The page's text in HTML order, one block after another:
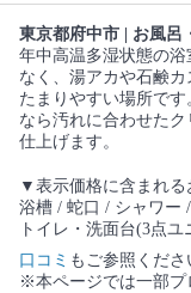
東京都府中市 | お風呂
年中高温多湿状態の
なく、湯アカや石鹸
たまりやすい場所で
なら汚れに合わせた
仕上げます。
▼表示価格に含まれる
浴槽 / 蛇口 / シャワー
トイレ・洗面台(3点
口コミ もご参照くださ
※本ページでは一部プ